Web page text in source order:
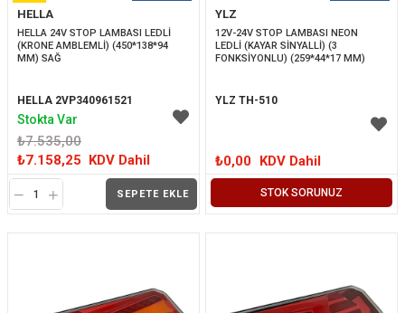
HELLA
HELLA 24V STOP LAMBASI LEDLİ
(KRONE AMBLEMLİ) (450*138*94
MM) SAĞ
HELLA 2VP340961521
₺7.535,00
₺7.158,25 KDV Dahil
SEPETE EKLE
İNDIRIM
Stokta Var
STOK SORUNUZ
YLZ
12V-24V STOP LAMBASI NEON
LEDLİ (KAYAR SİNYALLİ) (3
FONKSİYONLU) (259*44*17 MM)
YLZ TH-510
₺0,00 KDV Dahil